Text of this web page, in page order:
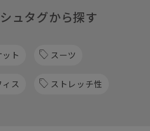
ュタグから探す
ト スーツ
ス ストレッチ性